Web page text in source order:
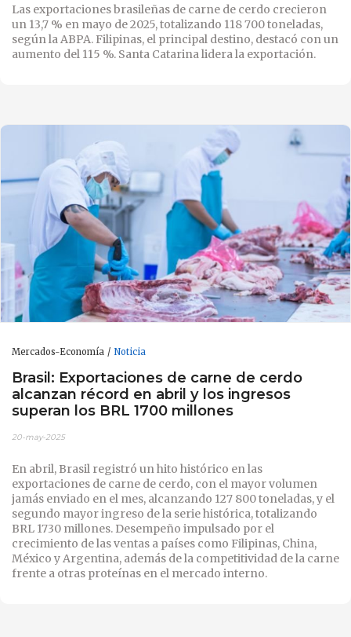
Las exportaciones brasileñas de carne de cerdo crecieron
un 13,7 % en mayo de 2025, totalizando 118 700 toneladas,
según la ABPA. Filipinas, el principal destino, destacó con un
aumento del 115 %. Santa Catarina lidera la exportación.
Mercados-Economía Noticia
Brasil: Exportaciones de carne de cerdo
alcanzan récord en abril y los ingresos
superan los BRL 1700 millones
20-may-2025
En abril, Brasil registró un hito histórico en las
exportaciones de carne de cerdo, con el mayor volumen
jamás enviado en el mes, alcanzando 127 800 toneladas, y el
segundo mayor ingreso de la serie histórica, totalizando
BRL 1730 millones. Desempeño impulsado por el
crecimiento de las ventas a países como Filipinas, China,
México y Argentina, además de la competitividad de la carne
frente a otras proteínas en el mercado interno.